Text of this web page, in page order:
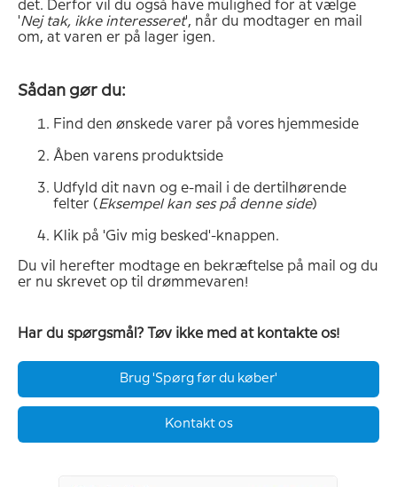
det. Derfor vil du også have mulighed for at vælge
'Nej tak, ikke interesseret', når du modtager en mail
om, at varen er på lager igen.
Sådan gør du:
Find den ønskede varer på vores hjemmeside
Åben varens produktside
Udfyld dit navn og e-mail i de dertilhørende
felter ( Eksempel kan ses på denne side)
Klik på 'Giv mig besked'-knappen.
Du vil herefter modtage en bekræftelse på mail og du
er nu skrevet op til drømmevaren!
Har du spørgsmål? Tøv ikke med at kontakte os!
Brug 'Spørg før du køber'
Kontakt os